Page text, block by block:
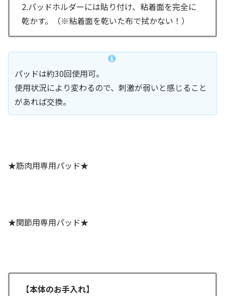
2.パッドホルダーには貼り付け、粘着面を完全に
乾かす。（※粘着面を乾いた布で拭かない！）
パッドは約30回使用可。
使用状況により変わるので、刺激が弱いと感じること
があれば交換。
★筋肉用専用パッド★
★関節用専用パッド★
【本体のお手入れ】